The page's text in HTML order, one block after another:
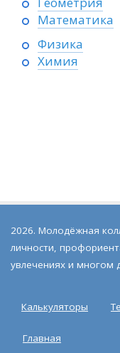
Математика
Физика
Химия
2026. Молодёжная
личности,
увлечениях и многом
Калькуляторы
Главная